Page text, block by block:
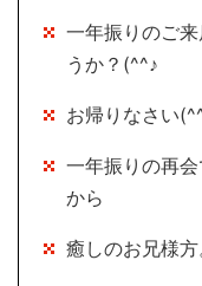
一年振りのご
うか？(^^♪
お帰りなさい
一年振りの再
から
癒しのお兄様